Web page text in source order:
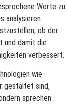
Worte zu
analysieren
ob der
und damit die
verbessert.
wie
gestaltet sind,
sprechen